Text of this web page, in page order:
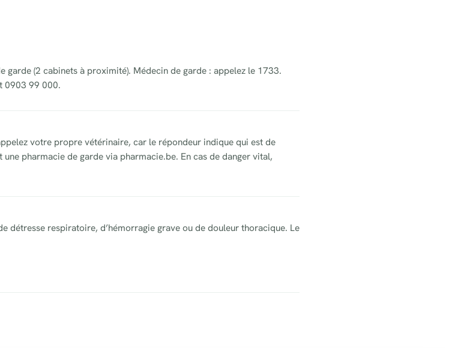
(2 cabinets à proximité). Médecin de garde : appelez le 1733.
0903 99 000.
votre propre vétérinaire, car le répondeur indique qui est de
pharmacie de garde via pharmacie.be. En cas de danger vital,
détresse respiratoire, d’hémorragie grave ou de douleur thoracique. Le